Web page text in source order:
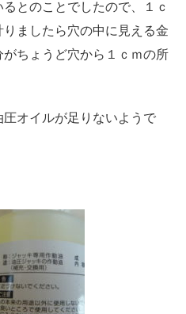
るとのことでしたので、１ｃ
りましたら穴の中に見える金
がちょうど穴から１ｃｍの所
オイルが足りないようで